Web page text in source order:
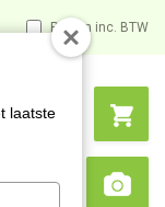
Prijzen inc. BTW
Search
laatste